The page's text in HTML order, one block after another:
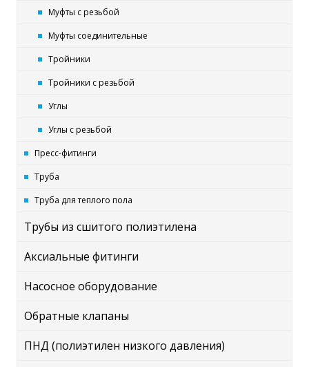
Муфты с резьбой
Муфты соединительные
Тройники
Тройники с резьбой
Углы
Углы с резьбой
Пресс-фитинги
Труба
Труба для теплого пола
Трубы из сшитого полиэтилена
Аксиальные фитинги
Насосное оборудование
Обратные клапаны
ПНД (полиэтилен низкого давления)